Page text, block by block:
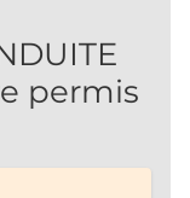
permis